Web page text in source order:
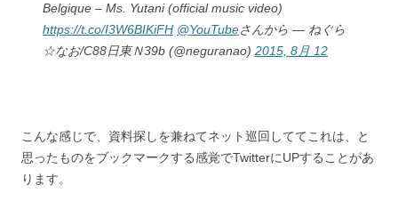
Belgique – Ms. Yutani (official music video)
https://t.co/I3W6BIKiFH @YouTubeさんから — ねぐら
☆なお/C88日東Ｎ39b (@neguranao) 2015, 8月 12
こんな感じで、資料探しを兼ねてネット巡回しててこれは、と
思ったものをブックマークする感覚でTwitterにUPすることがあ
ります。